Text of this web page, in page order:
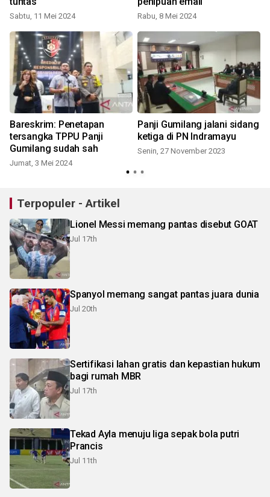
Sabtu, 11 Mei 2024 Rabu, 8 Mei 2024
Bareskrim: Penetapan
tersangka TPPU Panji
Gumilang sudah sah
Jumat, 3 Mei 2024
Panji Gumilang jalani sidang
ketiga di PN Indramayu
Senin, 27 November 2023
Terpopuler - Artikel
Lionel Messi memang pantas disebut GOAT
Jul 17th
Spanyol memang sangat pantas juara dunia
Jul 20th
Sertifikasi lahan gratis dan kepastian hukum
bagi rumah MBR
Jul 17th
Tekad Ayla menuju liga sepak bola putri
Prancis
Jul 11th